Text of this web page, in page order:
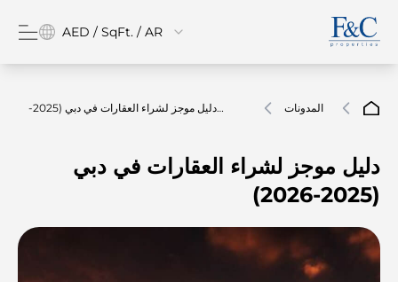
AED / SqFt. / AR
المدونات
دليل موجز لشراء العقارات في دبي (2025-
دليل موجز لشراء العقارات في دبي
(2025-2026)